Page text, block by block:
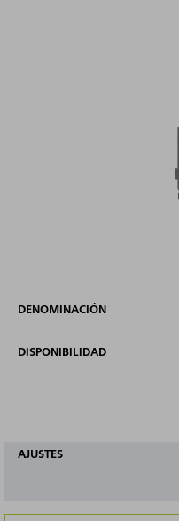
DENOMINACIÓN
DISPONIBILIDAD
AJUSTES